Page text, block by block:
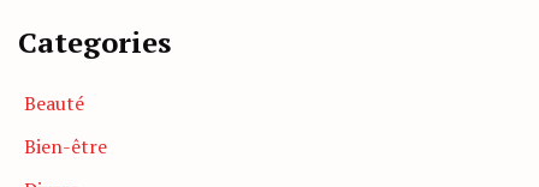
Categories
Beauté
Bien-être